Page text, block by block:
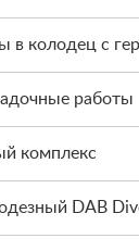
в колодец с
работы
комплекс
DAB